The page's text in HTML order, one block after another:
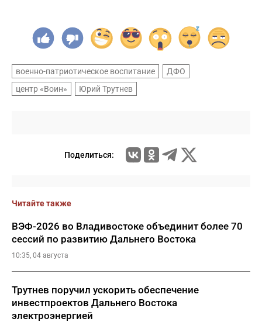
военно-патриотическое воспитание
ДФО
центр «Воин»
Юрий Трутнев
Поделиться:
Читайте также
ВЭФ-2026 во Владивостоке объединит более 70
сессий по развитию Дальнего Востока
10:35, 04 августа
Трутнев поручил ускорить обеспечение
инвестпроектов Дальнего Востока
электроэнергией